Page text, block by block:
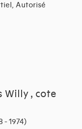
Autorisé
Willy , cote
- 1974)